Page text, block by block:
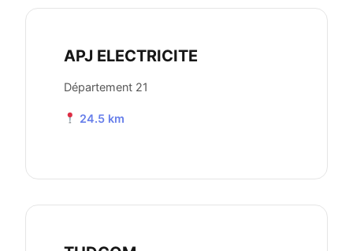
APJ ELECTRICITE
Département 21
24.5 km